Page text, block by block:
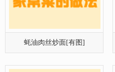
蚝油肉丝炒面[有图]